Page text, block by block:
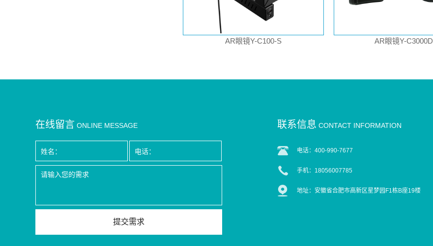
AR眼镜Y-C100-S AR眼镜Y-C3000D
在线留言 ONLINE MESSAGE 联系信息 CONTACT INFORMATION
电话：400-990-7677
手机：18056007785
地址：安徽省合肥市高新区星梦园F1栋B座19楼